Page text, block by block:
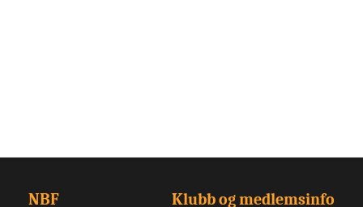
NBF Klubb og medlemsinfo